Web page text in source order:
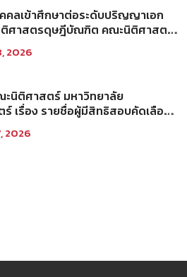
คลเข้าศึกษาต่อระดับปริญญาเอก
ศาสตรดุษฎีบัณฑิต คณะนิติศาสตร์
ธรรมศาสตร์ ประจำภาคการศึกษา
ษา 2569
2026
ะนิติศาสตร์ มหาวิทยาลัย
ร์ เรื่อง รายชื่อผู้มีสิทธิสอบคัดเลือก
าในโครงการนิติศาสตร์ภาคบัณฑิต
ร์ คณะนิติศาสตร์ มหาวิทยาลัย
2026